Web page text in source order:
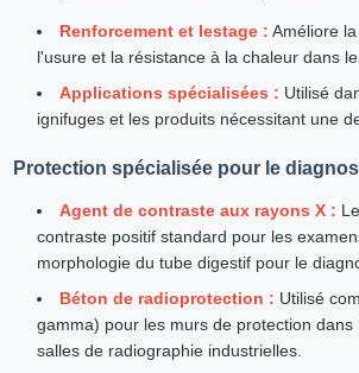
Renforcement et lestage : Améliore
l'usure et la résistance à la chaleur dans
Applications spécialisées : Utilisé
ignifuges et les produits nécessitant une
Protection spécialisée pour le
Agent de contraste aux rayons X :
contraste positif standard pour les
morphologie du tube digestif pour le
Béton de radioprotection : Utilisé
gamma) pour les murs de protection
salles de radiographie industrielles.